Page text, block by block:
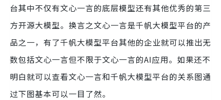
台其中不仅有文心一言的底层模型还有其他优秀的第三
方开源大模型。换言之文心一言是千帆大模型平台的产
品之一，有了千帆大模型平台其他的企业就可以推出无
数包括文心一言但不限于文心一言的AI应用。如果还不
明白就可以查看文心一言和千帆大模型平台的关系图通
过下图基本可以一目了然。